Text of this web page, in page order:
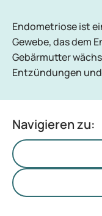
Endometriose ist
Gewebe, das dem
Gebärmutter
Entzündungen
Navigieren zu: